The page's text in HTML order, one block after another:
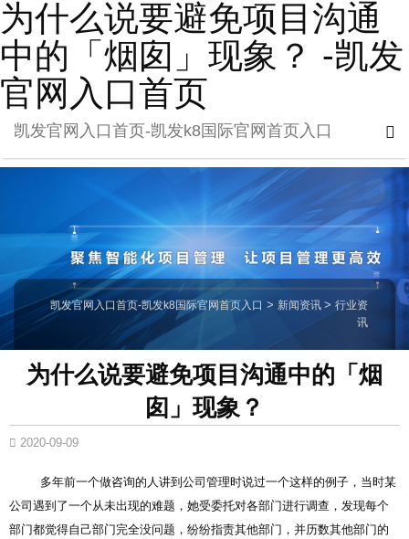
为什么说要避免项目沟通
中的「烟囱」现象？ -凯发
官网入口首页
凯发官网入口首页-凯发k8国际官网首页入口
凯发官网入口首页-凯发k8国际官网首页入口 > 新闻资讯 > 行业资
讯
为什么说要避免项目沟通中的「烟
囱」现象？
2020-09-09
多年前一个做咨询的人讲到公司管理时说过一个这样的例子，当时某
公司遇到了一个从未出现的难题，她受委托对各部门进行调查，发现每个
部门都觉得自己部门完全没问题，纷纷指责其他部门，并历数其他部门的